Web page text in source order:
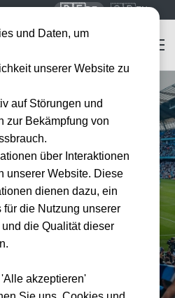
🇩🇪DE 🇬🇧EN
und Daten, um
unserer Website zu
auf Störungen und
zur Bekämpfung von
über Interaktionen
unserer Website. Diese
dienen dazu, ein
für die Nutzung unserer
die Qualität dieser
akzeptieren'